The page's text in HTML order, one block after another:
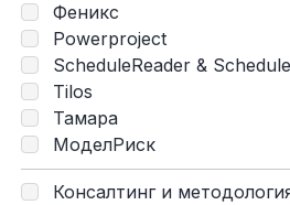
Феникс
Powerproject
ScheduleReader &
Tilos
Тамара
МоделРиск
Консалтинг и